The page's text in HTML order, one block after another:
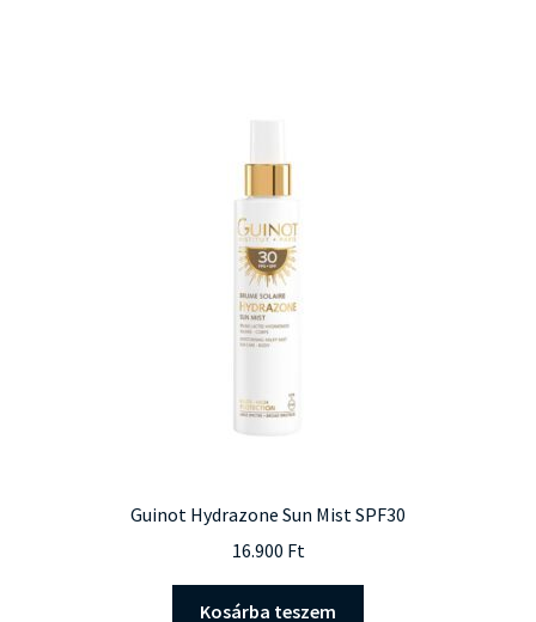
Guinot Hydrazone Sun Mist SPF30
16.900 Ft
Kosárba teszem